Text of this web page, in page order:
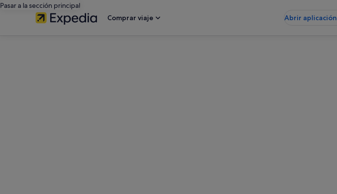
Pasar a la sección principal
Comprar viaje
Abrir aplicación